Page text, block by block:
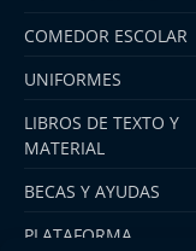
COMEDOR ESCOLAR
UNIFORMES
LIBROS DE TEXTO Y
MATERIAL
BECAS Y AYUDAS
PLATAFORMA